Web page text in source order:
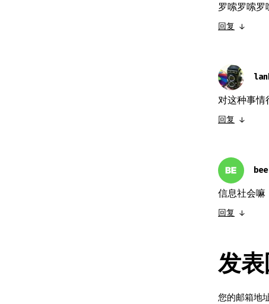
罗嗦罗嗦罗
回复 ↓
对这种事情
回复 ↓
bee
信息社会嘛
回复 ↓
发
您的邮箱地